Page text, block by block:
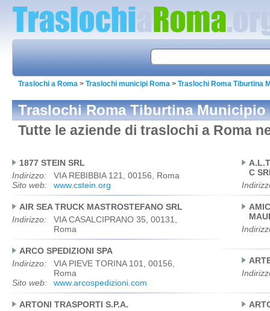
Traslochi a Roma > Traslochi municipi Roma > Traslochi Roma Tiburtina
Traslochi Roma Tiburtina Municipio
Tutte le aziende di traslochi a Roma
1877 STEIN SRL
Indirizzo:
VIA REBIBBIA 121, 00156, Roma
Sito web:
www.cstein.org
C
AIR SEA TRUCK MASTROSTEFANO SRL
Indirizzo:
VIA CASALCIPRANO 35, 00131,
Roma
ARCO SPEDIZIONI SPA
Indirizzo:
VIA PIEVE TORINA 101, 00156,
Roma
Sito web:
www.arcospedizioni.com
ARTONI TRASPORTI S.P.A.